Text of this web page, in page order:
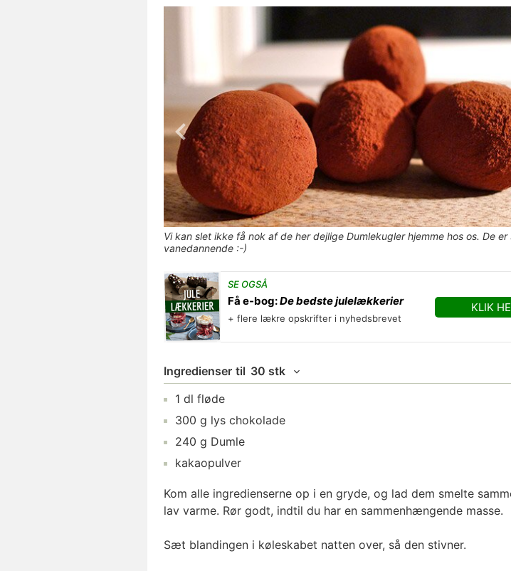
Vi kan slet ikke få nok af de her dejlige Dumlekugler hjemme hos os. De er
vanedannende :-)
SE OGSÅ
Få e-bog:De bedste julelækkerier
+ flere lækre opskrifter i nyhedsbrevet
KLIK
Ingredienser til 30 stk
1 dl fløde
300 g lys chokolade
240 g Dumle
kakaopulver
Kom alle ingredienserne op i en gryde, og lad dem smelte
lav varme. Rør godt, indtil du har en sammenhængende masse.
Sæt blandingen i køleskabet natten over, så den stivner.